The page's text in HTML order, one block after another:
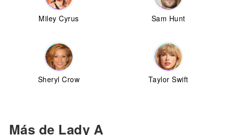
Miley Cyrus Sam Hunt
Sheryl Crow Taylor Swift
Más de Lady A